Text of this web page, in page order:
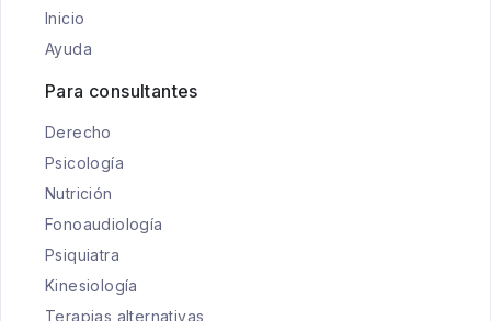
Inicio
Ayuda
Para consultantes
Derecho
Psicología
Nutrición
Fonoaudiología
Psiquiatra
Kinesiología
Terapias alternativas